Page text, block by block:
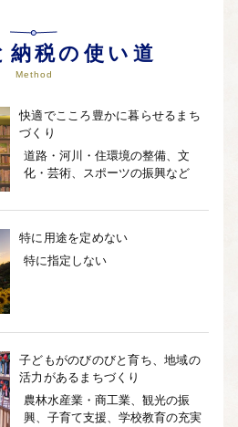
体ホームページは こちら（外部サイト）
外部サイトへ遷移します。
の保護は遷移先サイトの方針に従います。
納税の使い道
Method
快適でこころ豊かに暮らせるまち
づくり
道路・河川・住環境の整備、文
化・芸術、スポーツの振興など
特に用途を定めない
特に指定しない
子どもがのびのびと育ち、地域の
活力があるまちづくり
農林水産業・商工業、観光の振
興、子育て支援、学校教育の充実